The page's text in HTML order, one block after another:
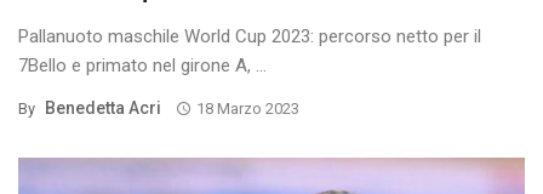
Pallanuoto maschile World Cup 2023: percorso netto per il
7Bello e primato nel girone A, ...
By Benedetta Acri 18 Marzo 2023